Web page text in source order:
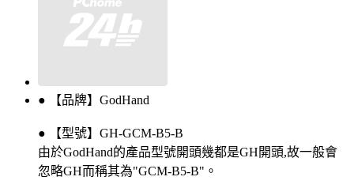
● 【品牌】GodHand
● 【型號】GH-GCM-B5-B
由於GodHand的產品型號開頭幾都是GH開頭,故一般會
忽略GH而稱其為"GCM-B5-B"。